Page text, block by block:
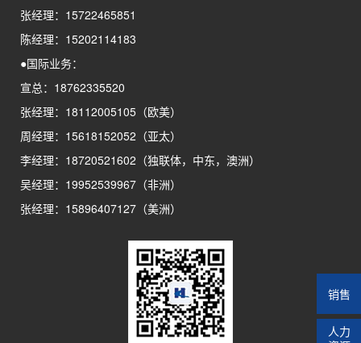
张经理：15722465851
陈经理：15202114183
●国际业务：
宣总：18762335520
张经理：18112005105（欧美）
周经理：15618152052（亚太）
李经理：18720521602（独联体，中东，澳洲）
吴经理：19952539967（非洲）
张经理：15896407127（美洲）
销售
人力